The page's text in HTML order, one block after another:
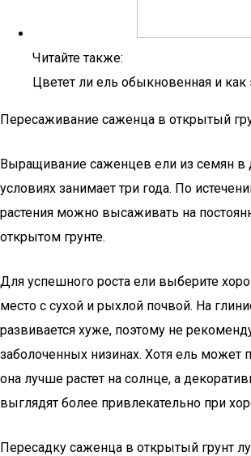
Читайте также:
Цветет ли ель обыкновенная и как
Пересаживание саженца в открытый
Выращивание саженцев ели из семян
условиях занимает три года. По
растения можно высаживать на
открытом грунте.
Для успешного роста ели выберите
место с сухой и рыхлой почвой. На
развивается хуже, поэтому не
заболоченных низинах. Хотя ель может
она лучше растет на солнце, а
выглядят более привлекательно при
Пересадку саженца в открытый грунт